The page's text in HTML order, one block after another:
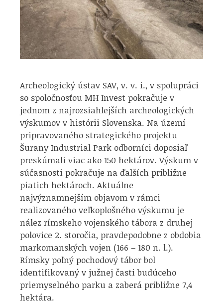
Archeologický ústav SAV, v. v. i., v spolupráci
so spoločnosťou MH Invest pokračuje v
jednom z najrozsiahlejších archeologických
výskumov v histórii Slovenska. Na území
pripravovaného strategického projektu
Šurany Industrial Park odborníci doposiaľ
preskúmali viac ako 150 hektárov. Výskum v
súčasnosti pokračuje na ďalších približne
piatich hektároch. Aktuálne
najvýznamnejším objavom v rámci
realizovaného veľkoplošného výskumu je
nález rímskeho vojenského tábora z druhej
polovice 2. storočia, pravdepodobne z obdobia
markomanských vojen (166 – 180 n. l.).
Rímsky poľný pochodový tábor bol
identifikovaný v južnej časti budúceho
priemyselného parku a zaberá približne 7,4
hektára.